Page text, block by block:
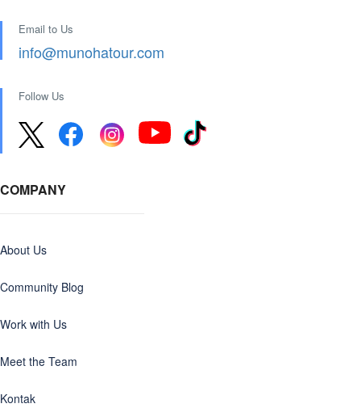
Email to Us
info@munohatour.com
Follow Us
COMPANY
About Us
Community Blog
Work with Us
Meet the Team
Kontak